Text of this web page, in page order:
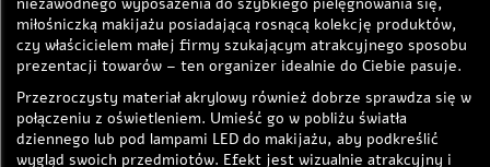
miłośniczką makijażu posiadającą rosnącą kolekcję produktów,
czy właścicielem małej firmy szukającym atrakcyjnego sposobu
prezentacji towarów – ten organizer idealnie do Ciebie pasuje.
Przezroczysty materiał akrylowy również dobrze sprawdza się w
połączeniu z oświetleniem. Umieść go w pobliżu światła
dziennego lub pod lampami LED do makijażu, aby podkreślić
wygląd swoich przedmiotów. Efekt jest wizualnie atrakcyjny i